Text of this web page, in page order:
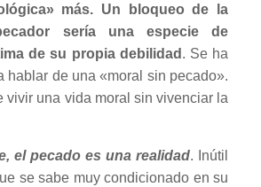
más. Un bloqueo de la
sería una especie de
de su propia debilidad . Se ha
hablar de una «moral sin pecado».
vivir una vida moral sin vivenciar la
el pecado es una realidad. Inútil
se sabe muy condicionado en su